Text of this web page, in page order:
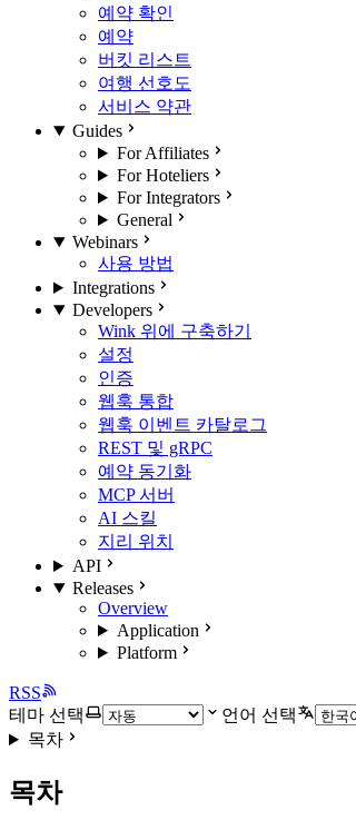
예약 확인
예약
버킷 리스트
여행 선호도
서비스 약관
Guides
For Affiliates
For Hoteliers
For Integrators
General
Webinars
사용 방법
Integrations
Developers
Wink 위에 구축하기
설정
인증
웹훅 통합
웹훅 이벤트 카탈로그
REST 및 gRPC
예약 동기화
MCP 서버
AI 스킬
지리 위치
API
Releases
Overview
Application
Platform
RSS
테마 선택
언어 선택
목차
목차